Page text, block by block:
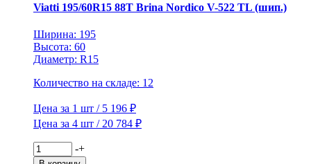
Viatti 195/60R15 88T Brina Nordico V-522 TL (шип.)
Ширина: 195
Высота: 60
Диаметр: R15
Количество на складе: 12
Цена за 1 шт / 5 196 ₽
Цена за 4 шт / 20 784 ₽
Количество
товара
-+